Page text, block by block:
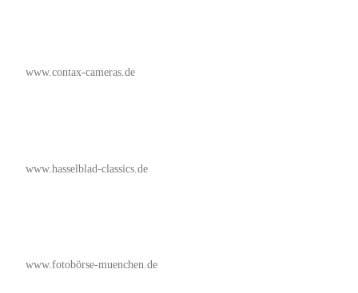
www.contax-cameras.de
www.hasselblad-classics.de
www.fotobörse-muenchen.de